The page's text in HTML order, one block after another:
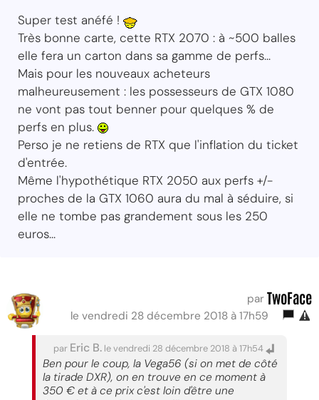
Super test anéfé !
Très bonne carte, cette RTX 2070 : à ~500 balles
elle fera un carton dans sa gamme de perfs...
Mais pour les nouveaux acheteurs
malheureusement : les possesseurs de GTX 1080
ne vont pas tout benner pour quelques % de
perfs en plus.
Perso je ne retiens de RTX que l'inflation du ticket
d'entrée.
Même l'hypothétique RTX 2050 aux perfs +/-
proches de la GTX 1060 aura du mal à séduire, si
elle ne tombe pas grandement sous les 250
euros...
par TwoFace
le vendredi 28 décembre 2018 à 17h59
par Eric B. le vendredi 28 décembre 2018 à 17h54
Ben pour le coup, la Vega56 (si on met de côté
la tirade DXR), on en trouve en ce moment à
350 € et à ce prix c'est loin d'être une